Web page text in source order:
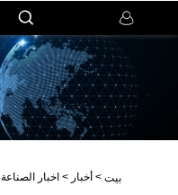
بيت > أخبار > اخبار الصناعة